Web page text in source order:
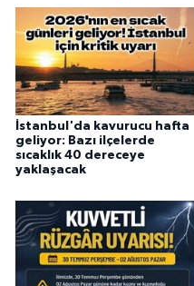
İstanbul'da kavurucu hafta
geliyor: Bazı ilçelerde
sıcaklık 40 dereceye
yaklaşacak